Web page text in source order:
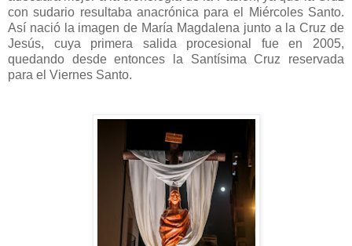
con sudario resultaba anacrónica para el Miércoles Santo.
Así nació la imagen de María Magdalena junto a la Cruz de
Jesús, cuya primera salida procesional fue en 2005,
quedando desde entonces la Santísima Cruz reservada
para el Viernes Santo.